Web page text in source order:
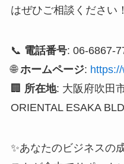
はぜひご相談ください！
📞 電話番号: 06-6867-
🌐ホームページ:
🏢 所在地: 大阪府吹田
ORIENTAL ESAKA
✨あなたのビジネスの